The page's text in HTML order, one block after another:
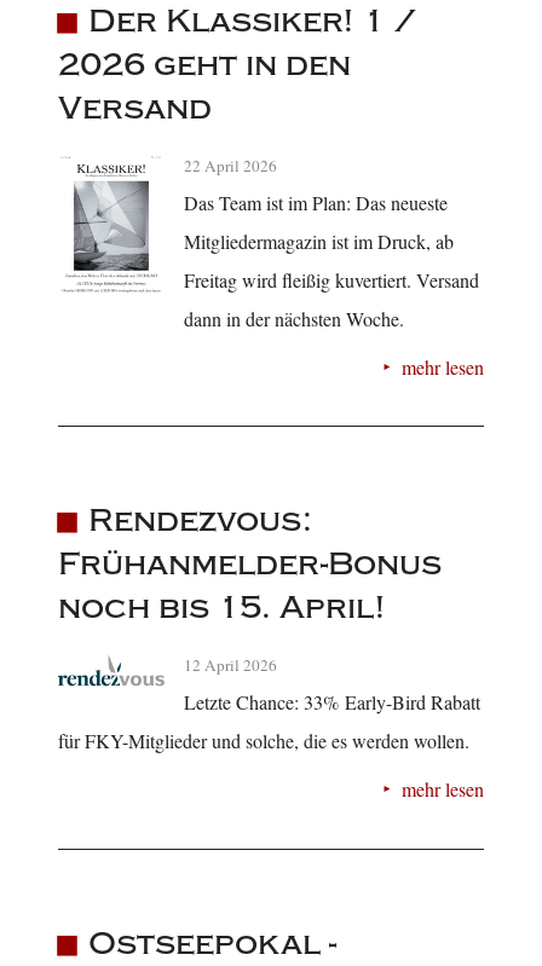
Der Klassiker! 1 /
2026 geht in den
Versand
22 April 2026
Das Team ist im Plan: Das neueste
Mitgliedermagazin ist im Druck, ab
Freitag wird fleißig kuvertiert. Versand
dann in der nächsten Woche.
mehr lesen
Rendezvous:
Frühanmelder-Bonus
noch bis 15. April!
12 April 2026
Letzte Chance: 33% Early-Bird Rabatt
für FKY-Mitglieder und solche, die es werden wollen.
mehr lesen
Ostseepokal -